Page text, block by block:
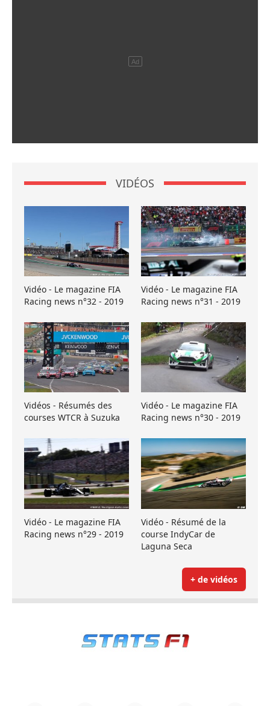
VIDÉOS
Vidéo - Le magazine FIA
Racing news n°32 - 2019
Vidéo - Le magazine FIA
Racing news n°31 - 2019
Vidéos - Résumés des
courses WTCR à Suzuka
Vidéo - Le magazine FIA
Racing news n°30 - 2019
Vidéo - Le magazine FIA
Racing news n°29 - 2019
Vidéo - Résumé de la
course IndyCar de
Laguna Seca
+ de vidéos